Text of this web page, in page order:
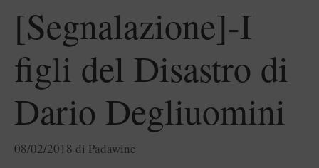
[Segnalazione]-I
figli del Disastro di
Dario Degliuomini
08/02/2018 di Padawine